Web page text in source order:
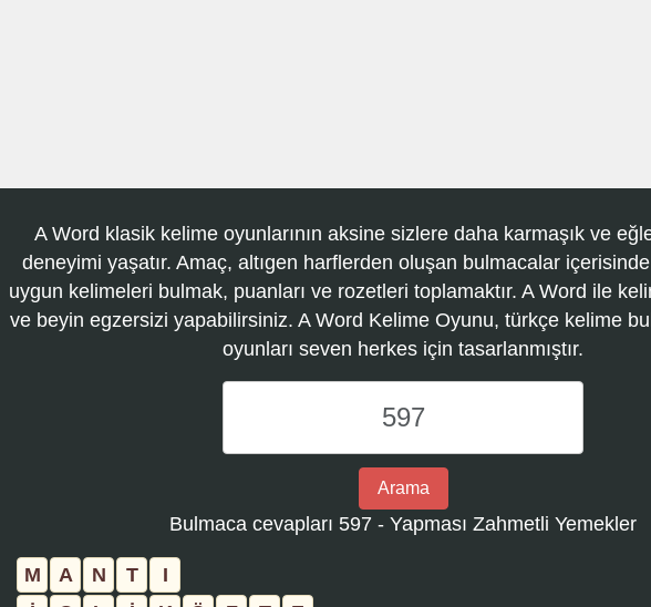
A Word klasik kelime oyunlarının aksine sizlere daha karmaşık ve
deneyimi yaşatır. Amaç, altıgen harflerden oluşan bulmacalar
uygun kelimeleri bulmak, puanları ve rozetleri toplamaktır. A Word ile
ve beyin egzersizi yapabilirsiniz. A Word Kelime Oyunu, türkçe kelime
oyunları seven herkes için tasarlanmıştır.
Word
Kelime
Oyunu
bulmaca
numarasını
Arama
Bulmaca cevapları 597 - Yapması Zahmetli Yemekler
M A N T
I